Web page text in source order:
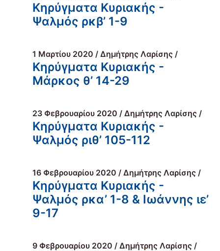
Κηρύγματα Κυριακής -
Ψαλμός ρκβ’ 1-9
1 Μαρτίου 2020 / Δημήτρης Λαρίσης /
Κηρύγματα Κυριακής -
Μάρκος θ’ 14-29
23 Φεβρουαρίου 2020 / Δημήτρης Λαρίσης /
Κηρύγματα Κυριακής -
Ψαλμός ριθ’ 105-112
16 Φεβρουαρίου 2020 / Δημήτρης Λαρίσης /
Κηρύγματα Κυριακής -
Ψαλμός ρκα’ 1-8 & Ιωάννης ιε’
9-17
9 Φεβρουαρίου 2020 / Δημήτρης Λαρίσης /